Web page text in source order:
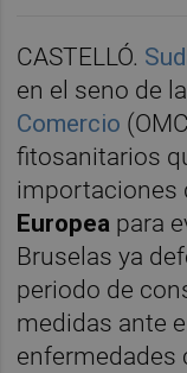
CASTELLÓ.
en el seno de la
Comercio
fitosanitarios
importaciones
Europea para
Bruselas ya
periodo de
medidas ante
enfermedades